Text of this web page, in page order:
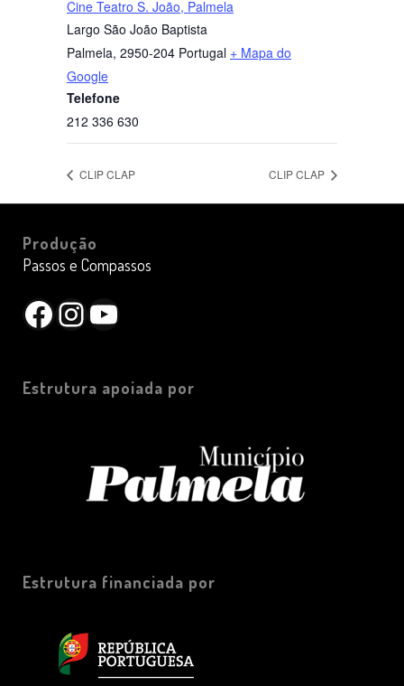
Cine Teatro S. João, Palmela
Largo São João Baptista
Palmela, 2950-204 Portugal + Mapa do
Google
Telefone
212 336 630
CLIP CLAP CLIP CLAP
Produção
Passos e Compassos
Facebook
Instagram
YouTube
Estrutura apoiada por
Estrutura financiada por